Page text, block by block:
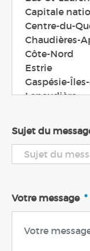
Sujet du
Votre message *